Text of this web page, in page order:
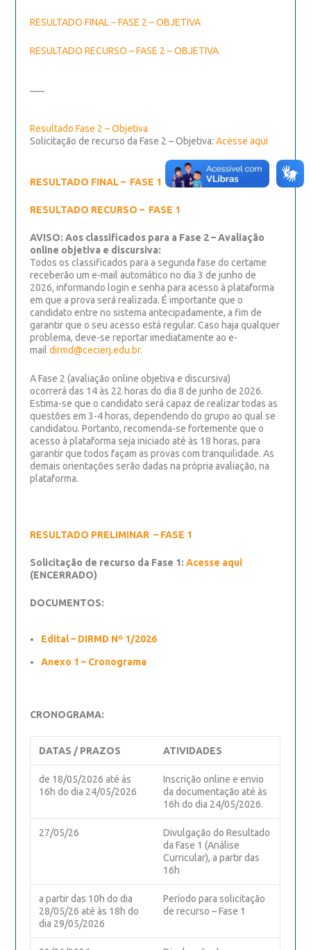
RESULTADO FINAL – FASE 2 – OBJETIVA
RESULTADO RECURSO – FASE 2 – OBJETIVA
—–
Resultado Fase 2 – Objetiva
Solicitação de recurso da Fase 2 – Objetiva:Acesse aqui
RESULTADO FINAL – FASE 1
RESULTADO RECURSO – FASE 1
AVISO: Aos classificados para a Fase 2 – Avaliação
online objetiva e discursiva:
Todos os classificados para a segunda fase do certame
receberão um e-mail automático no dia 3 de junho de
2026, informando login e senha para acesso à plataforma
em que a prova será realizada. É importante que o
candidato entre no sistema antecipadamente, a fim de
garantir que o seu acesso está regular. Caso haja qualquer
problema, deve-se reportar imediatamente ao e-
maildirmd@cecierj.edu.br.
A Fase 2 (avaliação online objetiva e discursiva)
ocorrerá das 14 às 22 horas do dia 8 de junho de 2026.
Estima-se que o candidato será capaz de realizar todas as
questões em 3-4 horas, dependendo do grupo ao qual se
candidatou. Portanto, recomenda-se fortemente que o
acesso à plataforma seja iniciado até às 18 horas, para
garantir que todos façam as provas com tranquilidade. As
demais orientações serão dadas na própria avaliação, na
plataforma.
RESULTADO PRELIMINAR – FASE 1
Solicitação de recurso da Fase 1:Acesse aqui
(ENCERRADO)
DOCUMENTOS:
Edital – DIRMD Nº 1/2026
Anexo 1 – Cronograma
CRONOGRAMA:
DATAS / PRAZOS ATIVIDADES
de 18/05/2026 até às
16h do dia 24/05/2026
Inscrição online e envio
da documentação até às
16h do dia 24/05/2026.
27/05/26
Divulgação do Resultado
da Fase 1 (Análise
Curricular), a partir das
16h
a partir das 10h do dia
28/05/26 até às 18h do
dia 29/05/2026
Período para solicitação
de recurso – Fase 1